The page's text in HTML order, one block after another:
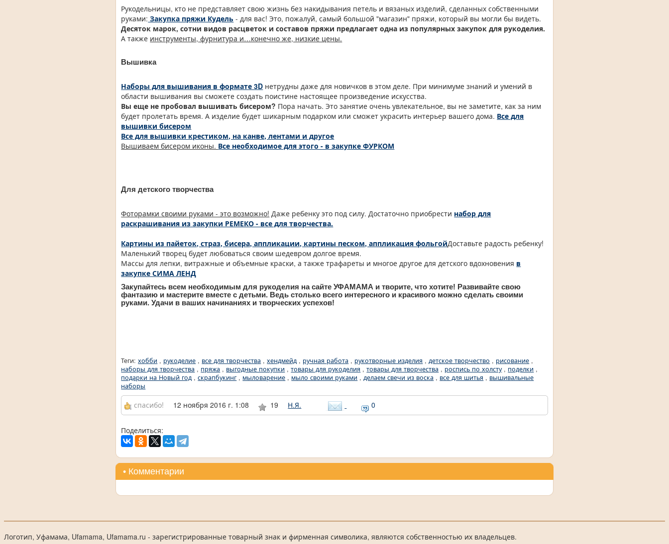
Рукодельницы, кто не представляет свою жизнь без накидывания петель и вязаных изделий, сделанных собственными
руками: Закупка пряжи Кудель - для вас! Это, пожалуй, самый большой "магазин" пряжи, который вы могли бы видеть.
Десяток марок, сотни видов расцветок и составов пряжи предлагает одна из популярных закупок для рукоделия.
А также инструменты, фурнитура и…конечно же, низкие цены.
Вышивка
Наборы для вышивания в формате 3D нетрудны даже для новичков в этом деле. При минимуме знаний и умений в
области вышивания вы сможете создать поистине настоящее произведение искусства.
Вы еще не пробовал вышивать бисером? Пора начать. Это занятие очень увлекательное, вы не заметите, как за ним
будет пролетать время. А изделие будет шикарным подарком или сможет украсить интерьер вашего дома. Все для
вышивки бисером
Все для вышивки крестиком, на канве, лентами и другое
Вышиваем бисером иконы. Все необходимое для этого - в закупке ФУРКОМ
Для детского творчества
Фоторамки своими руками - это возможно! Даже ребенку это под силу. Достаточно приобрести набор для
раскрашивания из закупки РЕМЕКО - все для творчества.
Картины из пайеток, страз, бисера, аппликации, картины песком, аппликация фольгойДоставьте радость ребенку!
Маленький творец будет любоваться своим шедевром долгое время.
Массы для лепки, витражные и объемные краски, а также трафареты и многое другое для детского вдохновения в
закупке СИМА ЛЕНД
Закупайтесь всем необходимым для рукоделия на сайте УФАМАМА и творите, что хотите! Развивайте свою
фантазию и мастерите вместе с детьми. Ведь столько всего интересного и красивого можно сделать своими
руками. Удачи в ваших начинаниях и творческих успехов!
Теги:хобби , рукоделие , все для творчества ,хендмейд , ручная работа , рукотворные изделия ,детское творчество , рисование ,
наборы для творчества , пряжа , выгодные покупки ,товары для рукоделия ,товары для творчества , роспись по холсту, поделки ,
подарки на Новый год ,скрапбукинг, мыловарение , мыло своими руками ,делаем свечи из воска , все для шитья , вышивальные
наборы
спасибо! 12 ноября 2016 г. 1:08 19 Н.Я. 0
Поделиться:
• Комментарии
Логотип, Уфамама, Ufamama, Ufamama.ru - зарегистрированные товарный знак и фирменная символика, являются собственностью их владельцев.